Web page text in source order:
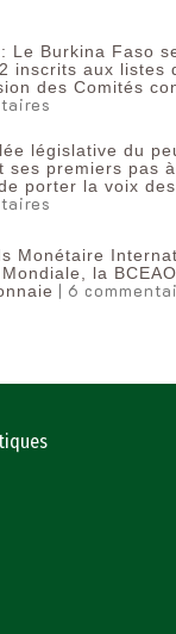
Le Burkina Faso
inscrits aux listes
des Comités
législative du
ses premiers pas
porter la voix
Monétaire
la
| 6